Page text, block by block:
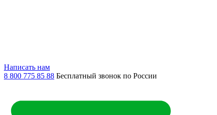
Написать нам
8 800 775 85 88 Бесплатный звонок по России